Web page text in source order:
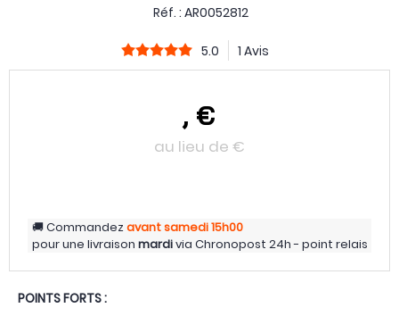
Réf. : AR0052812
5.0 1 Avis
, €
au lieu de €
Commandezavant samedi15h00
pour une livraison mardivia Chronopost 24h - point relais
POINTS FORTS :